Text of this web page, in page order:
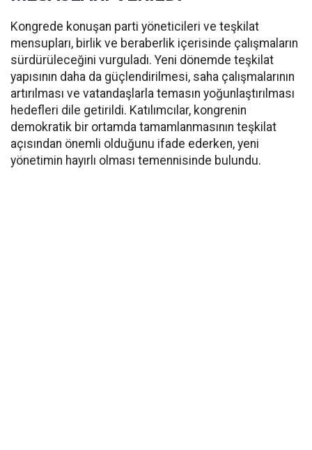
Kongrede konuşan parti yöneticileri ve teşkilat
mensupları, birlik ve beraberlik içerisinde çalışmaların
sürdürüleceğini vurguladı. Yeni dönemde teşkilat
yapısının daha da güçlendirilmesi, saha çalışmalarının
artırılması ve vatandaşlarla temasın yoğunlaştırılması
hedefleri dile getirildi. Katılımcılar, kongrenin
demokratik bir ortamda tamamlanmasının teşkilat
açısından önemli olduğunu ifade ederken, yeni
yönetimin hayırlı olması temennisinde bulundu.